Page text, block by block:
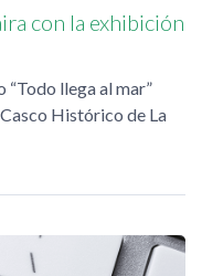
con la exhibición
llega al mar”
Histórico de La